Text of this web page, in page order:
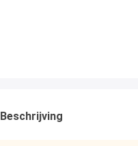
Beschrijving